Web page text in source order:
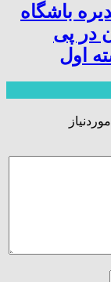
باشگاه
در پی
اول